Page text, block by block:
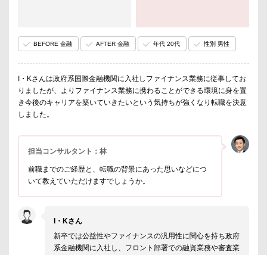
BEFORE 金融 AFTER 金融 年代 20代 性別 男性
I・Kさんは政府系国際金融機関に入社しファイナンス業務に従事してお
りましたが、よりファイナンス業務に携わることができる環境に身を置
き今後のキャリアを築いていきたいという気持ちが強くなり転職を決意
しました。
担当コンサルタント：林
前職までのご経歴と、転職の背景にあった思いなどにつ
いて教えていただけますでしょうか。
I・Kさん
新卒では公益性やファイナンスの汎用性に関心を持ち政府
系金融機関に入社し、フロント部署での融資業務や審査業